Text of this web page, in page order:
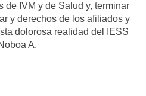
de IVM y de Salud y, terminar
y derechos de los afiliados y
dolorosa realidad del IESS
A.